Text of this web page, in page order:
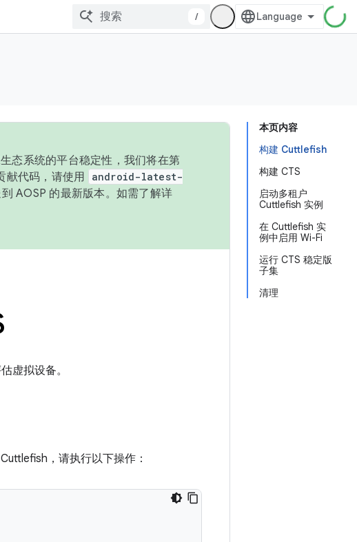
/
本页内容
构建 Cuttlefish
构建 CTS
启动多租户
Cuttlefish 实例
在 Cuttlefish 实
例中启用 Wi-Fi
运行 CTS 稳定版
子集
清理
态系统的平台稳定性，我们将在第
献代码，请使用
android-latest-
AOSP 的最新版本。如需了解详
虚拟设备。
，请执行以下操作：